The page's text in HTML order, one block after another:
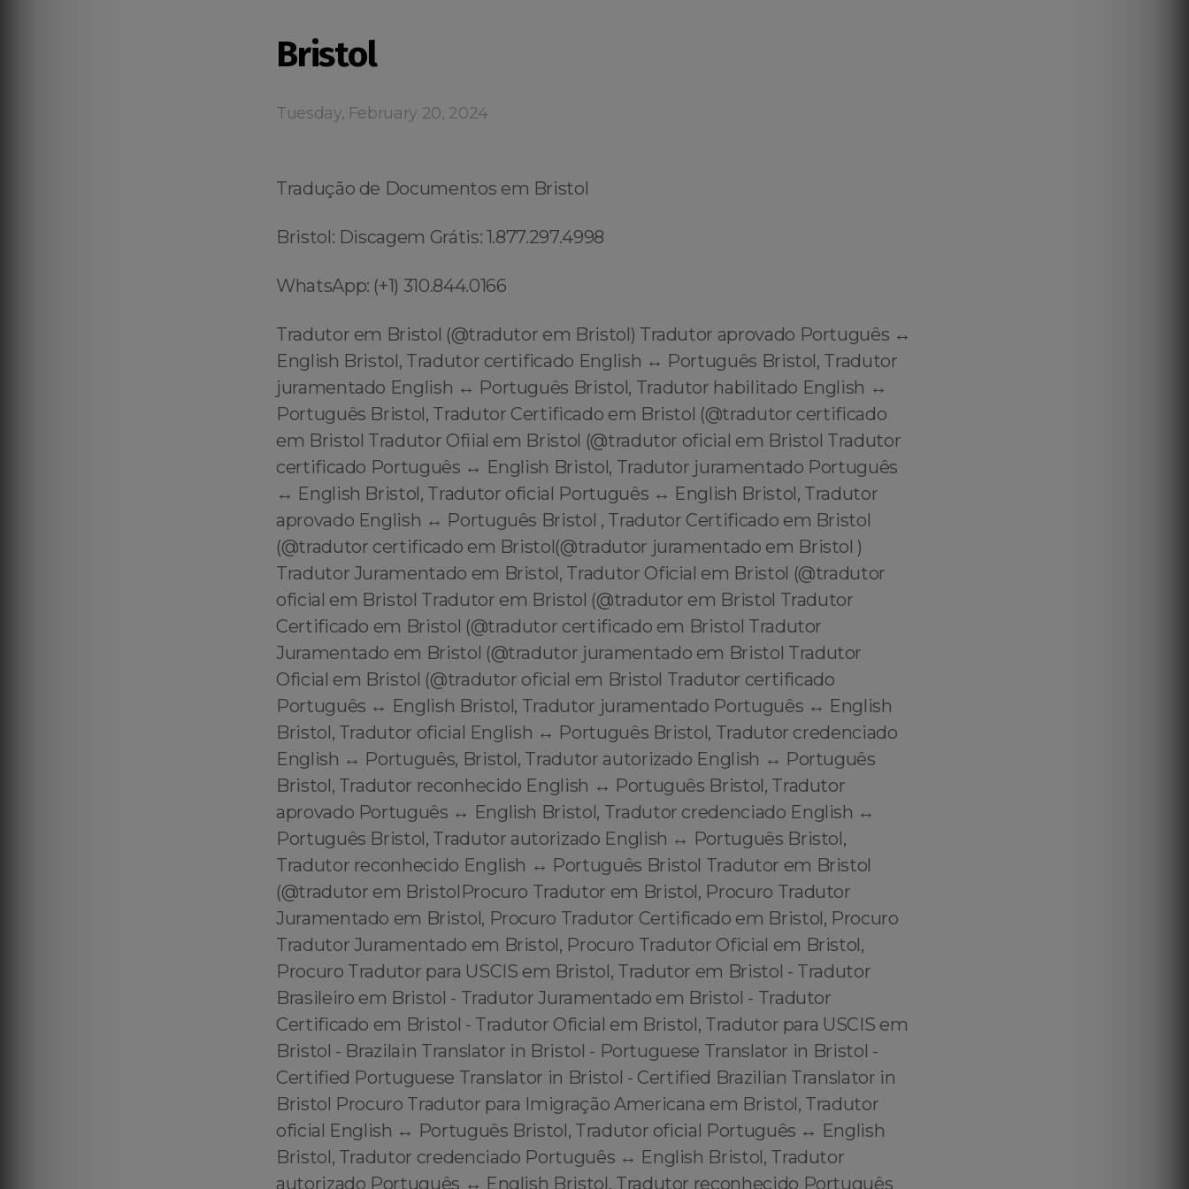
Bristol
Tuesday, February 20, 2024
Tradução de Documentos em Bristol
Bristol: Discagem Grátis: 1.877.297.4998
WhatsApp: (+1) 310.844.0166
Tradutor em Bristol (@tradutor em Bristol) Tradutor aprovado Português ↔️
English Bristol, Tradutor certificado English ↔️ Português Bristol, Tradutor
juramentado English ↔️ Português Bristol, Tradutor habilitado English ↔️
Português Bristol, Tradutor Certificado em Bristol (@tradutor certificado
em Bristol Tradutor Ofiial em Bristol (@tradutor oficial em Bristol Tradutor
certificado Português ↔️ English Bristol, Tradutor juramentado Português
↔️ English Bristol, Tradutor oficial Português ↔️ English Bristol, Tradutor
aprovado English ↔️ Português Bristol , Tradutor Certificado em Bristol
(@tradutor certificado em Bristol(@tradutor juramentado em Bristol )
Tradutor Juramentado em Bristol, Tradutor Oficial em Bristol (@tradutor
oficial em Bristol Tradutor em Bristol (@tradutor em Bristol Tradutor
Certificado em Bristol (@tradutor certificado em Bristol Tradutor
Juramentado em Bristol (@tradutor juramentado em Bristol Tradutor
Oficial em Bristol (@tradutor oficial em Bristol Tradutor certificado
Português ↔️ English Bristol, Tradutor juramentado Português ↔️ English
Bristol, Tradutor oficial English ↔️ Português Bristol, Tradutor credenciado
English ↔️ Português, Bristol, Tradutor autorizado English ↔️ Português
Bristol, Tradutor reconhecido English ↔️ Português Bristol, Tradutor
aprovado Português ↔️ English Bristol, Tradutor credenciado English ↔️
Português Bristol, Tradutor autorizado English ↔️ Português Bristol,
Tradutor reconhecido English ↔️ Português Bristol Tradutor em Bristol
(@tradutor em BristolProcuro Tradutor em Bristol, Procuro Tradutor
Juramentado em Bristol, Procuro Tradutor Certificado em Bristol, Procuro
Tradutor Juramentado em Bristol, Procuro Tradutor Oficial em Bristol,
Procuro Tradutor para USCIS em Bristol, Tradutor em Bristol - Tradutor
Brasileiro em Bristol - Tradutor Juramentado em Bristol - Tradutor
Certificado em Bristol - Tradutor Oficial em Bristol, Tradutor para USCIS em
Bristol - Brazilain Translator in Bristol - Portuguese Translator in Bristol -
Certified Portuguese Translator in Bristol - Certified Brazilian Translator in
Bristol Procuro Tradutor para Imigração Americana em Bristol, Tradutor
oficial English ↔️ Português Bristol, Tradutor oficial Português ↔️ English
Bristol, Tradutor credenciado Português ↔️ English Bristol, Tradutor
autorizado Português ↔️ English Bristol, Tradutor reconhecido Português